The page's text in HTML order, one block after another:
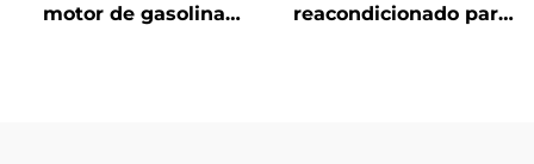
motor de gasolina
reacondicionado para